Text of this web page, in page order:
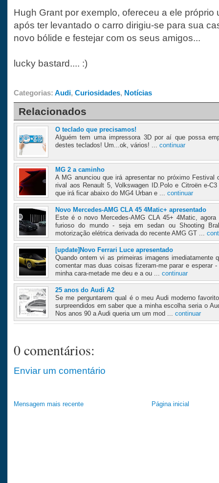
Hugh Grant por exemplo, ofereceu a ele próprio
após ter levantado o carro dirigiu-se para sua
novo bólide e festejar com os seus amigos...
lucky bastard.... :)
Categorias: Audi, Curiosidades, Notícias
Relacionados
O teclado que precisamos!
Alguém tem uma impressora 3D por aí que possa
destes teclados! Um...ok, vários! ... continuar
MG 2 a caminho
A MG anunciou que irá apresentar no próximo Festival
rival aos Renault 5, Volkswagen ID.Polo e Citroën e-
que irá ficar abaixo do MG4 Urban e ... continuar
Novo Mercedes-AMG CLA 45 4Matic+ apresentado
Este é o novo Mercedes-AMG CLA 45+ 4Matic,
furioso do mundo - seja em sedan ou Shooting
motorização elétrica derivada do recente AMG GT ...
[update]Novo Ferrari Luce apresentado
Quando ontem vi as primeiras imagens imediatamente
comentar mas duas coisas fizeram-me parar e esperar
minha cara-metade me deu e a ou ... continuar
25 anos do Audi A2
Se me perguntarem qual é o meu Audi moderno
surpreendidos em saber que a minha escolha seria o
Nos anos 90 a Audi queria um um mod ... continuar
0 comentários:
Enviar um comentário
Mensagem mais recente Página inicial